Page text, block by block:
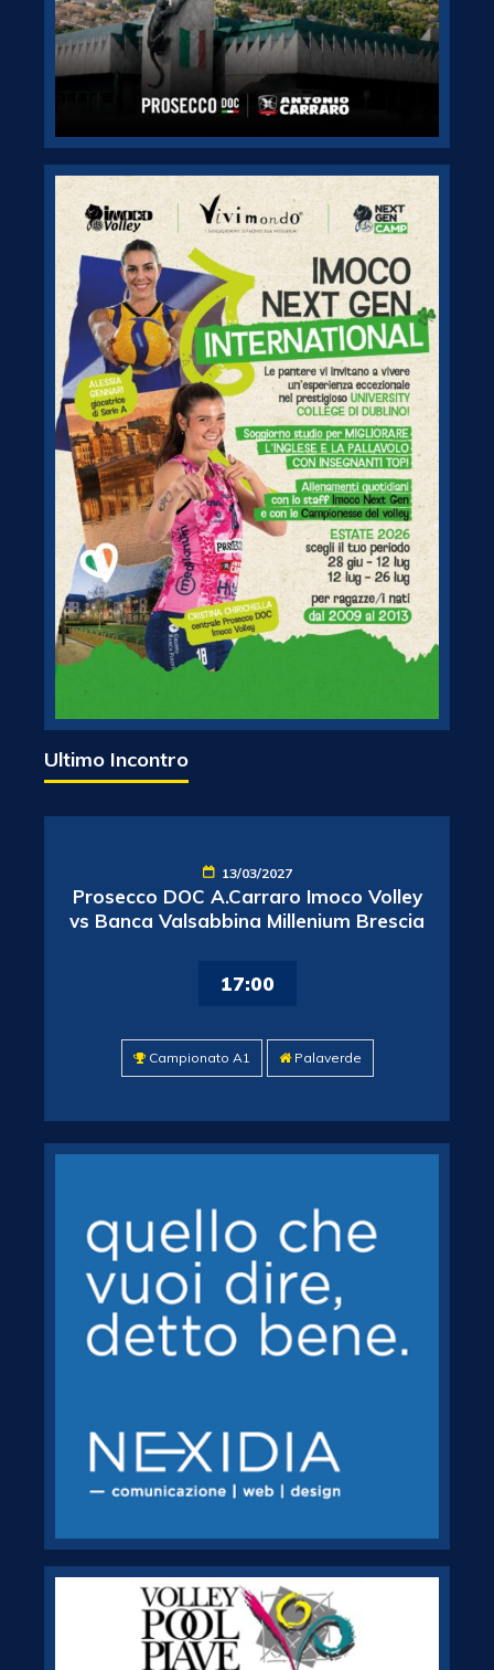
Ultimo Incontro
13/03/2027
Prosecco DOC A.Carraro Imoco Volley
vs Banca Valsabbina Millenium Brescia
17:00
Campionato A1 Palaverde